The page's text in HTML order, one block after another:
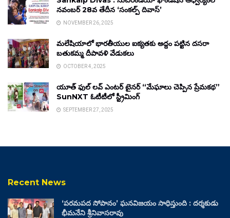
నవంబర్ 28వ తేదీన ‘సంకల్ప్ దివాస్’
NOVEMBER 26, 2025
మలేషియాలో భారతీయుల ఐక్యతకు అద్దం పట్టిన దసరా
బతుకమ్మ దీపావళి వేడుకలు
OCTOBER 4, 2025
యూత్ ఫుల్ లవ్ ఎంటర్ టైనర్ “మేఘాలు చెప్పిన ప్రేమకథ”
SunNXT ఓటీటీలో స్ట్రీమింగ్
SEPTEMBER 27, 2025
Recent News
‘పరమపద సోపానం’ ఘనవిజయం సాధిస్తుంది : దర్శకుడు
భీమనేని శ్రీనివాసరావు